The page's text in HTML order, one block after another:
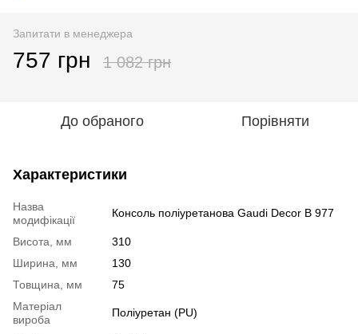
Запитати в менеджера
757 грн 1 082 грн
До обраного Порівняти
Характеристики
Назва
модифікації
Консоль поліуретанова Gaudi Decor B 977
Висота, мм
310
Ширина, мм
130
Товщина, мм
75
Mатеріал
вироба
Поліуретан (PU)